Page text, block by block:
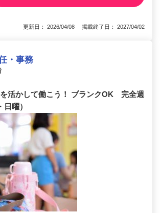
更新日： 2026/04/08 掲載終了日： 2027/04/02
・事務
活かして働こう！ ブランクOK 完全週
曜）